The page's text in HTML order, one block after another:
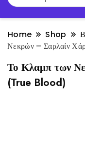
Home Shop
Νεκρών – Σαρλαίν
Το Κλαμπ των
(True Blood)